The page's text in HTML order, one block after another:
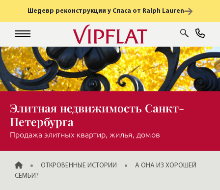
Шедевр реконструкции у Спаса от Ralph Lauren
Элитная недвижимость Санкт-
Петербурга
Продажа элитных квартир, жилья, домов
ГЛАВНАЯОТКРОВЕННЫЕ ИСТОРИИ
А ОНА ИЗ ХОРОШЕЙ
СЕМЬИ?